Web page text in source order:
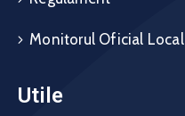
Monitorul Oficial Local
Utile